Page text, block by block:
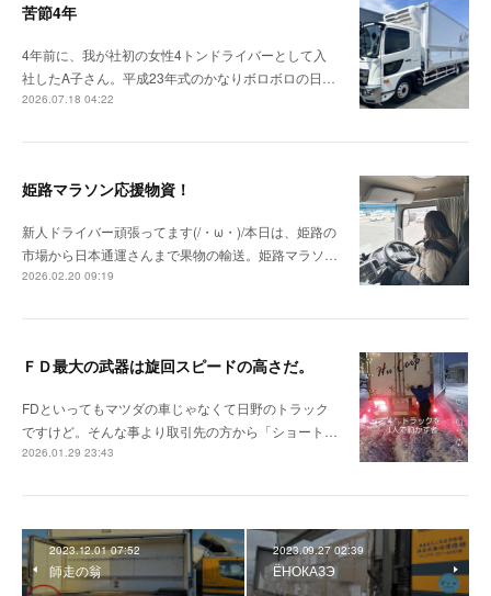
苦節4年
4年前に、我が社初の女性4トンドライバーとして入
社したA子さん。平成23年式のかなりボロボロの日…
2026.07.18 04:22
姫路マラソン応援物資！
新人ドライバー頑張ってます(/・ω・)/本日は、姫路の
市場から日本通運さんまで果物の輸送。姫路マラソ…
2026.02.20 09:19
ＦＤ最大の武器は旋回スピードの高さだ。
FDといってもマツダの車じゃなくて日野のトラック
ですけど。そんな事より取引先の方から「ショート…
2026.01.29 23:43
2023.12.01 07:52
師走の翁
2023.09.27 02:39
ЁНОКАЗЭ